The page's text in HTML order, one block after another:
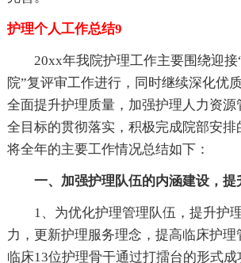
护理个人工作总结9
20xx年我院护理工作主要围绕迎接
院”复评审工作进行，同时继续深化优
全面提升护理质量，加强护理人力资源
全目标的贯彻落实，积极完成院部安
将全年的主要工作情况总结如下：
一、加强护理队伍的内涵建设，提
1、为优化护理管理队伍，提升护
力，更新护理服务理念，提高临床护理
临床13位护理骨干通过打擂台的形式